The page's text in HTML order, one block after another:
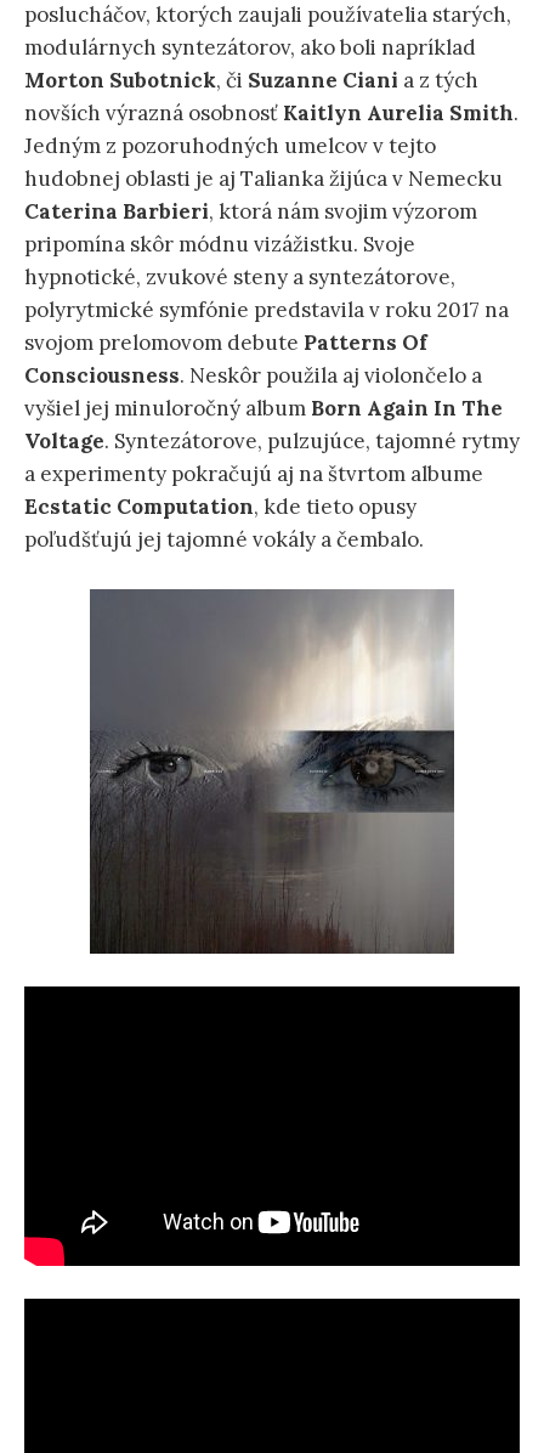
poslucháčov, ktorých zaujali používatelia starých,
modulárnych syntezátorov, ako boli napríklad
Morton Subotnick, či Suzanne Ciani a z tých
novších výrazná osobnosť Kaitlyn Aurelia Smith.
Jedným z pozoruhodných umelcov v tejto
hudobnej oblasti je aj Talianka žijúca v Nemecku
Caterina Barbieri, ktorá nám svojim výzorom
pripomína skôr módnu vizážistku. Svoje
hypnotické, zvukové steny a syntezátorove,
polyrytmické symfónie predstavila v roku 2017 na
svojom prelomovom debute Patterns Of
Consciousness. Neskôr použila aj violončelo a
vyšiel jej minuloročný album Born Again In The
Voltage. Syntezátorove, pulzujúce, tajomné rytmy
a experimenty pokračujú aj na štvrtom albume
Ecstatic Computation, kde tieto opusy
poľudšťujú jej tajomné vokály a čembalo.